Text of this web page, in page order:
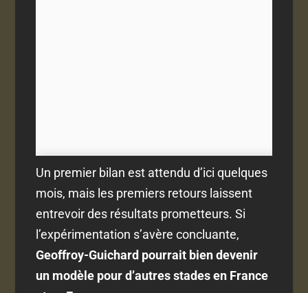
Un premier bilan est attendu d’ici quelques
mois, mais les premiers retours laissent
entrevoir des résultats prometteurs. Si
l’expérimentation s’avère concluante,
Geoffroy-Guichard pourrait bien devenir
un modèle pour d’autres stades en France